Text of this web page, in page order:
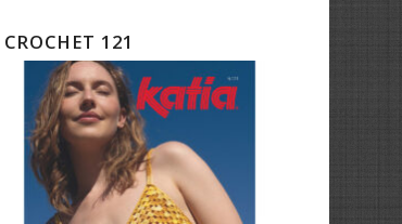
CROCHET 121